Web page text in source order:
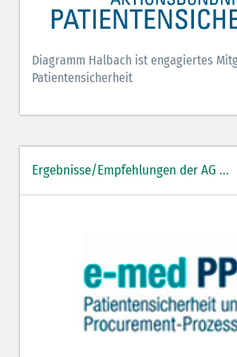
Diagramm Halbach ist engagiertes
Patientensicherheit
Ergebnisse/Empfehlungen der AG ...